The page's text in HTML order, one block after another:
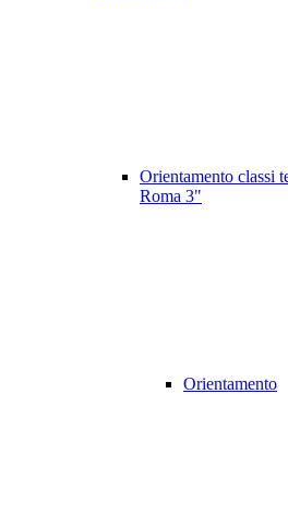
Orientamento classi
Roma 3"
Orientamento